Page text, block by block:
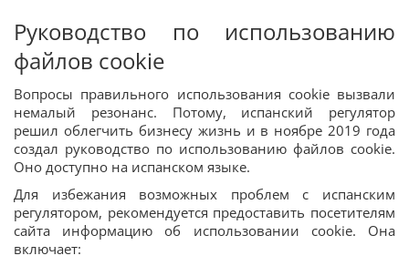
Руководство по использованию
файлов cookie
Вопросы правильного использования cookie вызвали
немалый резонанс. Потому, испанский регулятор
решил облегчить бизнесу жизнь и в ноябре 2019 года
создал руководство по использованию файлов cookie.
Оно доступно на испанском языке.
Для избежания возможных проблем с испанским
регулятором, рекомендуется предоставить посетителям
сайта информацию об использовании cookie. Она
включает: